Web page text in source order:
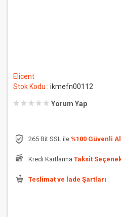
Elicent
Stok Kodu : ikmefn00112
Yorum Yap
265 Bit SSL ile %100 Güvenli
Kredi Kartlarına Taksit
Teslimat ve İade Şartları